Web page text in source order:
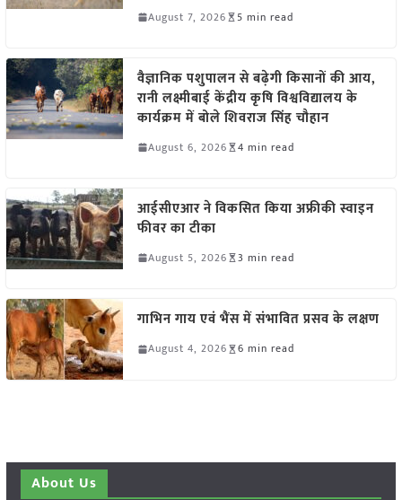
August 7, 2026 5 min read
वैज्ञानिक पशुपालन से बढ़ेगी किसानों की आय,
रानी लक्ष्मीबाई केंद्रीय कृषि विश्वविद्यालय के
कार्यक्रम में बोले शिवराज सिंह चौहान
August 6, 2026 4 min read
आईसीएआर ने विकसित किया अफ्रीकी स्वाइन
फीवर का टीका
August 5, 2026 3 min read
गाभिन गाय एवं भैंस में संभावित प्रसव के लक्षण
August 4, 2026 6 min read
About Us